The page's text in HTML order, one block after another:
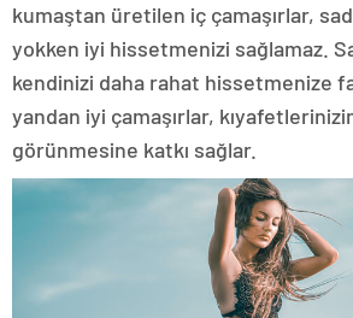
kumaştan üretilen iç çamaşırlar,
yokken iyi hissetmenizi sağlamaz.
kendinizi daha rahat hissetmenize
yandan iyi çamaşırlar,
görünmesine katkı sağlar.